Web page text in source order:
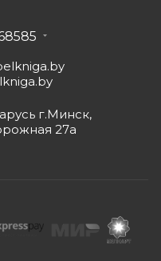
г.Минск,
27а